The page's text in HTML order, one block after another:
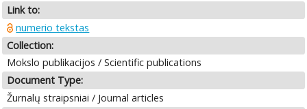
Link to:
numerio tekstas
Collection:
Mokslo publikacijos / Scientific publications
Document Type:
Žurnalų straipsniai / Journal articles